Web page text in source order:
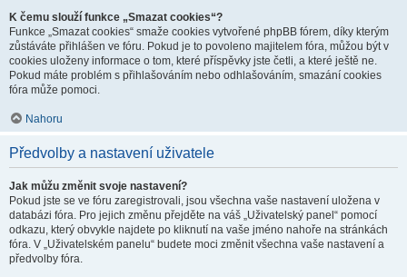
K čemu slouží funkce „Smazat cookies“?
Funkce „Smazat cookies“ smaže cookies vytvořené phpBB fórem, díky kterým
zůstáváte přihlášen ve fóru. Pokud je to povoleno majitelem fóra, můžou být v
cookies uloženy informace o tom, které příspěvky jste četli, a které ještě ne.
Pokud máte problém s přihlašováním nebo odhlašováním, smazání cookies
fóra může pomoci.
Nahoru
Předvolby a nastavení uživatele
Jak můžu změnit svoje nastavení?
Pokud jste se ve fóru zaregistrovali, jsou všechna vaše nastavení uložena v
databázi fóra. Pro jejich změnu přejděte na váš „Uživatelský panel“ pomocí
odkazu, který obvykle najdete po kliknutí na vaše jméno nahoře na stránkách
fóra. V „Uživatelském panelu“ budete moci změnit všechna vaše nastavení a
předvolby fóra.